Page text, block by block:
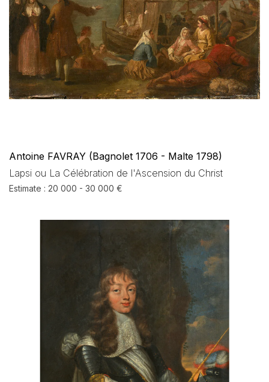
Antoine FAVRAY (Bagnolet 1706 - Malte 1798)
Lapsi ou La Célébration de l'Ascension du Christ
Estimate : 20 000 - 30 000 €